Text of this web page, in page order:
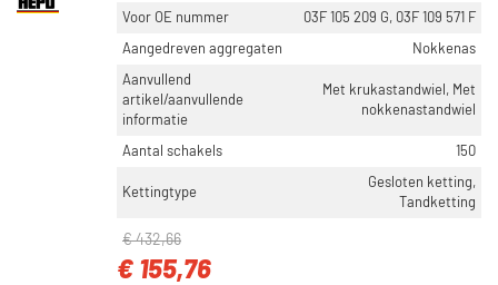
Voor OE nummer
03F 105 209 G, 03F 109 571 F
Aangedreven aggregaten
Nokkenas
Aanvullend
artikel/aanvullende
informatie
Met krukastandwiel, Met
nokkenastandwiel
Aantal schakels 150
Kettingtype
Gesloten ketting,
Tandketting
€ 432,66
€ 155,76